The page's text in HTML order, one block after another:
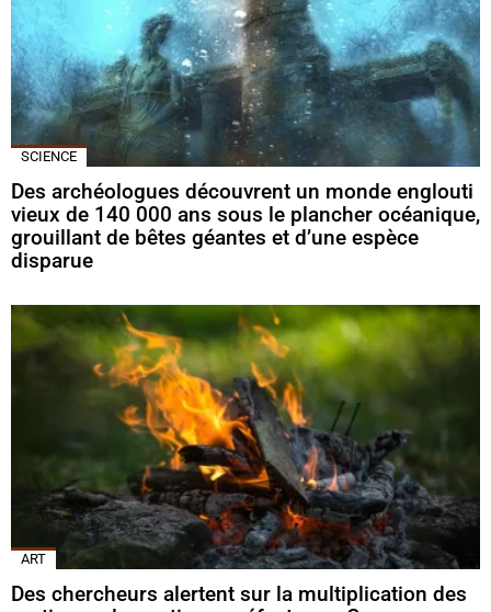
SCIENCE
Des archéologues découvrent un monde englouti
vieux de 140 000 ans sous le plancher océanique,
grouillant de bêtes géantes et d’une espèce
disparue
ART
Des chercheurs alertent sur la multiplication des